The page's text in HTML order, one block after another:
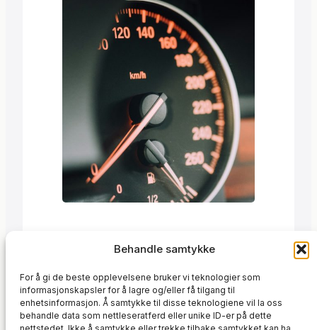
Behandle samtykke
For å gi de beste opplevelsene bruker vi teknologier som
informasjonskapsler for å lagre og/eller få tilgang til
enhetsinformasjon. Å samtykke til disse teknologiene vil la oss
behandle data som nettleseratferd eller unike ID-er på dette
optimalisere kode, forbedre algoritmer
og implementere nye funksjoner basert
på tilbakemeldinger. Fokuset…
Etter én uke med NVMe-cache: 82%
hit rate. Fire av fem leseoperasjoner fra
SSD.
IT-infrastruktur